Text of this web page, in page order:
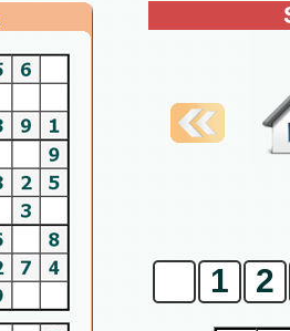
1 2